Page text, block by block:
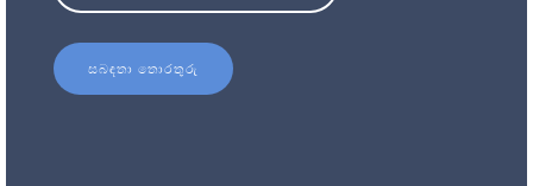
සබඳතා තොරතුරු